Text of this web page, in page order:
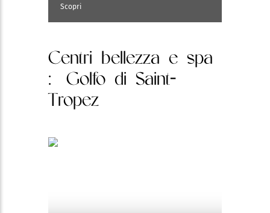
Scopri
Centri bellezza e spa
: Golfo di Saint-
Tropez